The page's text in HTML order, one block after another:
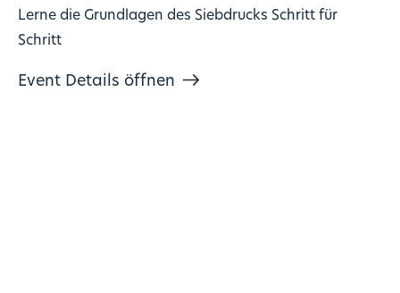
Lerne die Grundlagen des Siebdrucks Schritt für
Schritt
Event Details öffnen